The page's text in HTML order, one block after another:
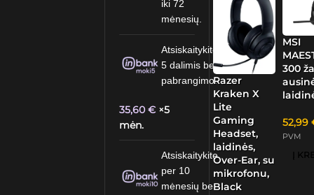
iki 72
mėnesių.
Atsiskaitykite
5 dalimis be
pabrangimo.
35,60€ ×5
mėn.
Atsiskaitykite
per 10
mėnesių be
Razer
Kraken X
Lite
Gaming
Headset,
laidinės,
Over-Ear, su
mikrofonu,
Black
MSI
300
52,99
PVM